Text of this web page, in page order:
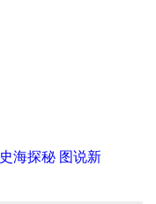
史海探秘 图说新